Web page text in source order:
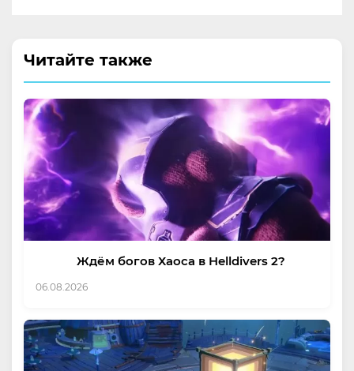
Читайте также
Ждём богов Хаоса в Helldivers 2?
06.08.2026